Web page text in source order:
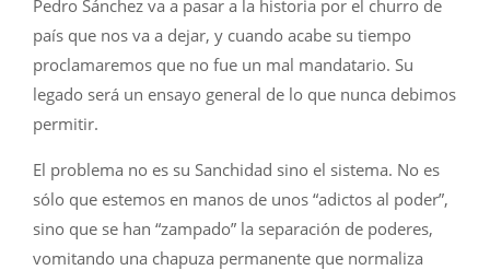
Pedro Sánchez va a pasar a la historia por el churro de
país que nos va a dejar, y cuando acabe su tiempo
proclamaremos que no fue un mal mandatario. Su
legado será un ensayo general de lo que nunca debimos
permitir.
El problema no es su Sanchidad sino el sistema. No es
sólo que estemos en manos de unos “adictos al poder”,
sino que se han “zampado” la separación de poderes,
vomitando una chapuza permanente que normaliza